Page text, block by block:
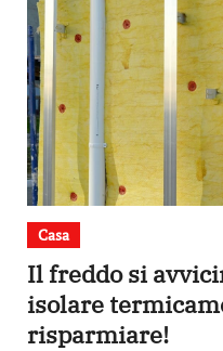
Casa
Il freddo si
isolare
risparmiare!